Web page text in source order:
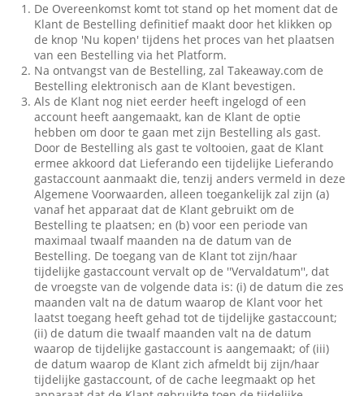
De Overeenkomst komt tot stand op het moment dat de
Klant de Bestelling definitief maakt door het klikken op
de knop 'Nu kopen' tijdens het proces van het plaatsen
van een Bestelling via het Platform.
Na ontvangst van de Bestelling, zal Takeaway.com de
Bestelling elektronisch aan de Klant bevestigen.
Als de Klant nog niet eerder heeft ingelogd of een
account heeft aangemaakt, kan de Klant de optie
hebben om door te gaan met zijn Bestelling als gast.
Door de Bestelling als gast te voltooien, gaat de Klant
ermee akkoord dat Lieferando een tijdelijke Lieferando
gastaccount aanmaakt die, tenzij anders vermeld in deze
Algemene Voorwaarden, alleen toegankelijk zal zijn (a)
vanaf het apparaat dat de Klant gebruikt om de
Bestelling te plaatsen; en (b) voor een periode van
maximaal twaalf maanden na de datum van de
Bestelling. De toegang van de Klant tot zijn/haar
tijdelijke gastaccount vervalt op de ''Vervaldatum'', dat
de vroegste van de volgende data is: (i) de datum die zes
maanden valt na de datum waarop de Klant voor het
laatst toegang heeft gehad tot de tijdelijke gastaccount;
(ii) de datum die twaalf maanden valt na de datum
waarop de tijdelijke gastaccount is aangemaakt; of (iii)
de datum waarop de Klant zich afmeldt bij zijn/haar
tijdelijke gastaccount, of de cache leegmaakt op het